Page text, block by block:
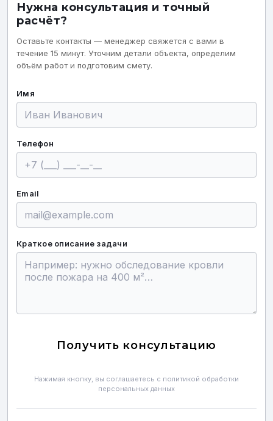
Нужна консультация и точный
расчёт?
Оставьте контакты — менеджер свяжется с вами в
течение 15 минут. Уточним детали объекта, определим
объём работ и подготовим смету.
Имя
Телефон
Email
Краткое описание задачи
Получить консультацию
Нажимая кнопку, вы соглашаетесь с политикой обработки
персональных данных